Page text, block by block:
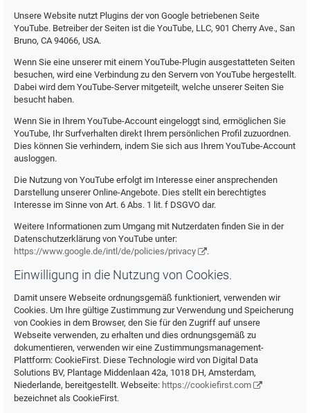
Unsere Website nutzt Plugins der von Google betriebenen Seite
YouTube. Betreiber der Seiten ist die YouTube, LLC, 901 Cherry Ave., San
Bruno, CA 94066, USA.
Wenn Sie eine unserer mit einem YouTube-Plugin ausgestatteten Seiten
besuchen, wird eine Verbindung zu den Servern von YouTube hergestellt.
Dabei wird dem YouTube-Server mitgeteilt, welche unserer Seiten Sie
besucht haben.
Wenn Sie in Ihrem YouTube-Account eingeloggt sind, ermöglichen Sie
YouTube, Ihr Surfverhalten direkt Ihrem persönlichen Profil zuzuordnen.
Dies können Sie verhindern, indem Sie sich aus Ihrem YouTube-Account
ausloggen.
Die Nutzung von YouTube erfolgt im Interesse einer ansprechenden
Darstellung unserer Online-Angebote. Dies stellt ein berechtigtes
Interesse im Sinne von Art. 6 Abs. 1 lit. f DSGVO dar.
Weitere Informationen zum Umgang mit Nutzerdaten finden Sie in der
Datenschutzerklärung von YouTube unter:
https://www.google.de/intl/de/policies/privacy
.
Einwilligung in die Nutzung von Cookies.
Damit unsere Webseite ordnungsgemäß funktioniert, verwenden wir
Cookies. Um Ihre gültige Zustimmung zur Verwendung und Speicherung
von Cookies in dem Browser, den Sie für den Zugriff auf unsere
Webseite verwenden, zu erhalten und dies ordnungsgemäß zu
dokumentieren, verwenden wir eine Zustimmungsmanagement-
Plattform: CookieFirst. Diese Technologie wird von Digital Data
Solutions BV, Plantage Middenlaan 42a, 1018 DH, Amsterdam,
Niederlande, bereitgestellt. Webseite: https://cookiefirst.com
bezeichnet als CookieFirst.